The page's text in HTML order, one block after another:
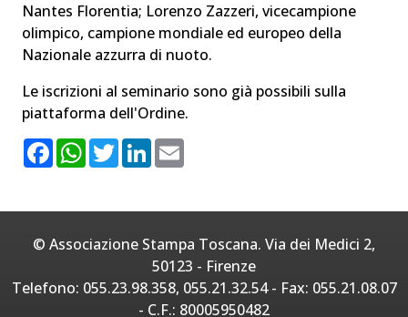
Nantes Florentia; Lorenzo Zazzeri, vicecampione
olimpico, campione mondiale ed europeo della
Nazionale azzurra di nuoto.
Le iscrizioni al seminario sono già possibili sulla
piattaforma dell'Ordine.
F
a
k
W
h
p
T
w
L
n
© Associazione Stampa Toscana. Via dei Medici 2,
50123 - Firenze
Telefono: 055.23.98.358, 055.21.32.54 - Fax: 055.21.08.07
- C.F.: 80005950482